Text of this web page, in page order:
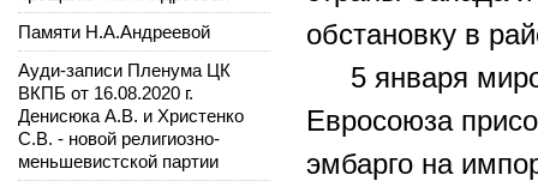
обстановку в
5 января
Евросоюза
эмбарго на
Памяти Н.А.Андреевой
Ауди-записи Пленума ЦК
ВКПБ от 16.08.2020 г.
Денисюка А.В. и Христенко
С.В. - новой религиозно-
меньшевистской партии